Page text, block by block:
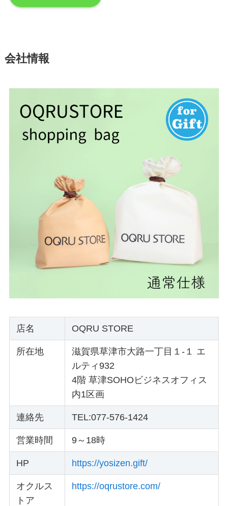
会社情報
店名 OQRU STORE
所在地
滋賀県草津市大路一丁目１-１ エ
ルティ932
4階 草津SOHOビジネスオフィス
内1区画
連絡先 TEL:077-576-1424
営業時間 9～18時
HP https://yosizen.gift/
オクルス
トア
https://oqrustore.com/